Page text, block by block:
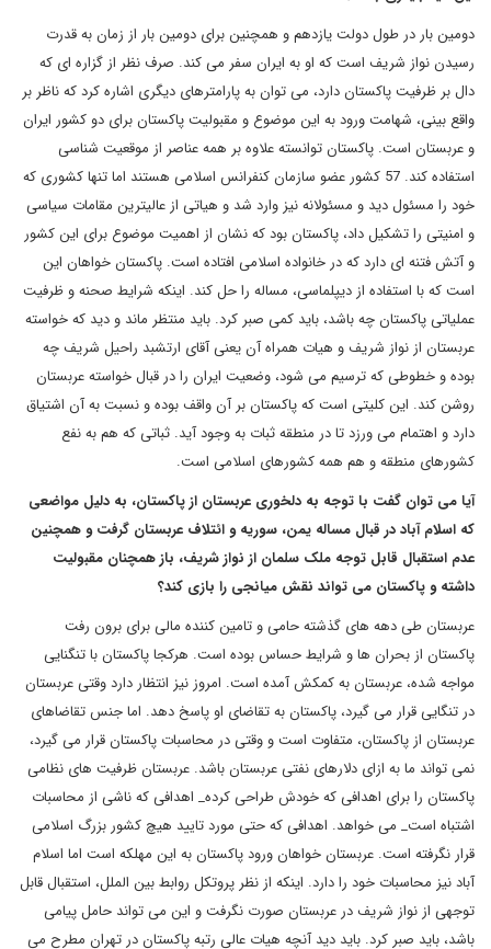
دومین بار در طول دولت یازدهم و همچنین برای دومین بار از زمان به قدرت
رسیدن نواز شریف است که او به ایران سفر می کند. صرف نظر از گزاره ای که
دال بر ظرفیت پاکستان دارد، می توان به پارامترهای دیگری اشاره کرد که ناظر بر
واقع بینی، شهامت ورود به این موضوع و مقبولیت پاکستان برای دو کشور ایران
و عربستان است. پاکستان توانسته علاوه بر همه عناصر از موقعیت شناسی
استفاده کند. 57 کشور عضو سازمان کنفرانس اسلامی هستند اما تنها کشوری که
خود را مسئول دید و مسئولانه نیز وارد شد و هیاتی از عالیترین مقامات سیاسی
و امنیتی را تشکیل داد، پاکستان بود که نشان از اهمیت موضوع برای این کشور
و آتش فتنه ای دارد که در خانواده اسلامی افتاده است. پاکستان خواهان این
است که با استفاده از دیپلماسی، مساله را حل کند. اینکه شرایط صحنه و ظرفیت
عملیاتی پاکستان چه باشد، باید کمی صبر کرد. باید منتظر ماند و دید که خواسته
عربستان از نواز شریف و هیات همراه آن یعنی آقای ارتشبد راحیل شریف چه
بوده و خطوطی که ترسیم می شود، وضعیت ایران را در قبال خواسته عربستان
روشن کند. این کلیتی است که پاکستان بر آن واقف بوده و نسبت به آن اشتیاق
دارد و اهتمام می ورزد تا در منطقه ثبات به وجود آید. ثباتی که هم به نفع
کشورهای منطقه و هم همه کشورهای اسلامی است.
آیا می توان گفت با توجه به دلخوری عربستان از پاکستان، به دلیل مواضعی
که اسلام آباد در قبال مساله یمن، سوریه و ائتلاف عربستان گرفت و همچنین
عدم استقبال قابل توجه ملک سلمان از نواز شریف، باز همچنان مقبولیت
داشته و پاکستان می تواند نقش میانجی را بازی کند؟
عربستان طی دهه های گذشته حامی و تامین کننده مالی برای برون رفت
پاکستان از بحران ها و شرایط حساس بوده است. هرکجا پاکستان با تنگنایی
مواجه شده، عربستان به کمکش آمده است. امروز نیز انتظار دارد وقتی عربستان
در تنگایی قرار می گیرد، پاکستان به تقاضای او پاسخ دهد. اما جنس تقاضاهای
عربستان از پاکستان، متفاوت است و وقتی در محاسبات پاکستان قرار می گیرد،
نمی تواند ما به ازای دلارهای نفتی عربستان باشد. عربستان ظرفیت های نظامی
پاکستان را برای اهدافی که خودش طراحی کرده_ اهدافی که ناشی از محاسبات
اشتباه است_ می خواهد. اهدافی که حتی مورد تایید هیچ کشور بزرگ اسلامی
قرار نگرفته است. عربستان خواهان ورود پاکستان به این مهلکه است اما اسلام
آباد نیز محاسبات خود را دارد. اینکه از نظر پروتکل روابط بین الملل، استقبال قابل
توجهی از نواز شریف در عربستان صورت نگرفت و این می تواند حامل پیامی
باشد، باید صبر کرد. باید دید آنچه هیات عالی رتبه پاکستان در تهران مطرح می